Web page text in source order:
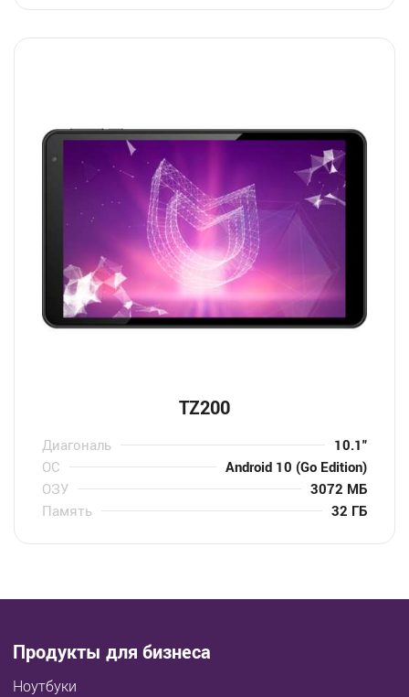
TZ200
Диагональ
10.1″
ОС
Android 10 (Go Edition)
ОЗУ
3072 МБ
Память
32 ГБ
Продукты для бизнеса
Ноутбуки